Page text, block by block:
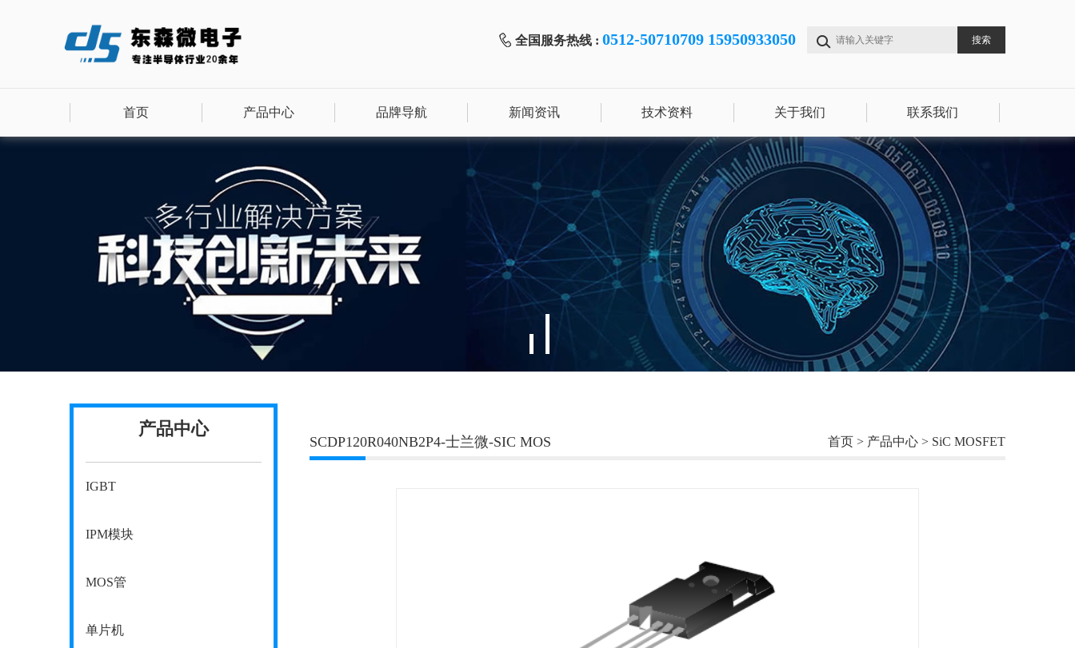
全国服务热线 : 0512-50710709 15950933050
首页 产品中心 品牌导航 新闻资讯 技术资料 关于我们 联系我们
产品中心
IGBT
IPM模块
MOS管
单片机
SCDP120R040NB2P4-士兰微-SIC MOS 首页 > 产品中心 > SiC MOSFET